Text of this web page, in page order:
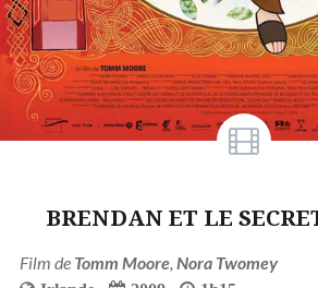
BRENDAN ET LE
Film de Tomm Moore, Nora Twomey